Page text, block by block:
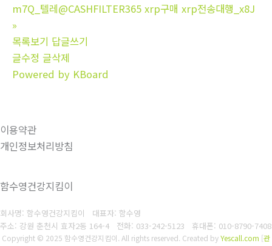
m7Q_텔레@CASHFILTER365 xrp구매 xrp전송대행_x8J
»
목록보기 답글쓰기
글수정 글삭제
Powered by KBoard
이용약관
개인정보처리방침
함수영건강지킴이
회사명: 함수영건강지킴이 대표자: 함수영
주소: 강원 춘천시 효자2동 164-4 전화: 033-242-5123 휴대폰: 010-8790-7408
Copyright © 2025 함수영건강지킴이. All rights reserved. Created byYescall.com [관